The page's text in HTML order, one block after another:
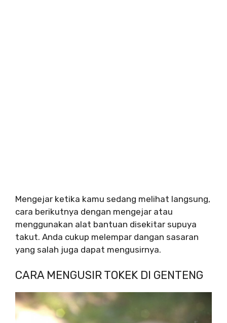
Mengejar ketika kamu sedang melihat langsung,
cara berikutnya dengan mengejar atau
menggunakan alat bantuan disekitar supuya
takut. Anda cukup melempar dangan sasaran
yang salah juga dapat mengusirnya.
CARA MENGUSIR TOKEK DI GENTENG